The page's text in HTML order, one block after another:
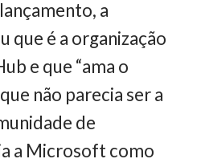
a
é a organização
e que “ama o
não parecia ser a
de
a Microsoft como